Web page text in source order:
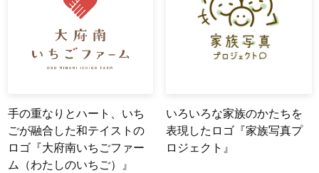
手の重なりとハート、いち
ごが融合した和テイストの
ロゴ『大府南いちごファー
ム（わたしのいちご）』
いろいろな家族のかたちを
表現したロゴ『家族写真プ
ロジェクト』